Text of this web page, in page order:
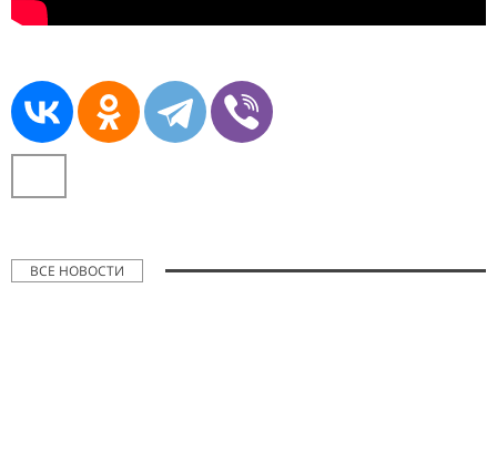
ВСЕ НОВОСТИ